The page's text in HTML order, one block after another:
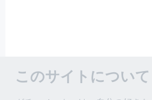
このサイトについて